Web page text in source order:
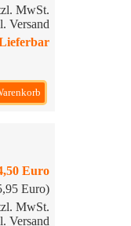
MwSt.
Versand
Euro
Euro)
MwSt.
Versand